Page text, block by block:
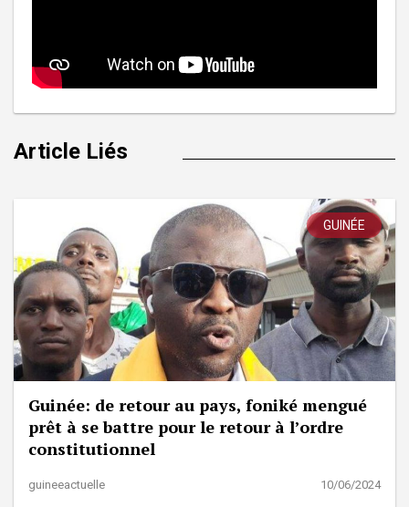
Article Liés
GUINÉE
Guinée: de retour au pays, foniké mengué
prêt à se battre pour le retour à l’ordre
constitutionnel
guineeactuelle 10/06/2024